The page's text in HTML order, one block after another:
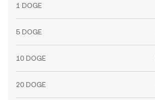
1 DOGE
5 DOGE
10 DOGE
20 DOGE